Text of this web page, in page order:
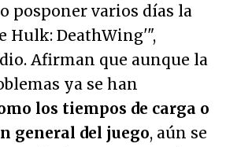
posponer varios días la
Hulk: DeathWing'",
Afirman que aunque la
ya se han
los tiempos de carga o
general del juego, aún se